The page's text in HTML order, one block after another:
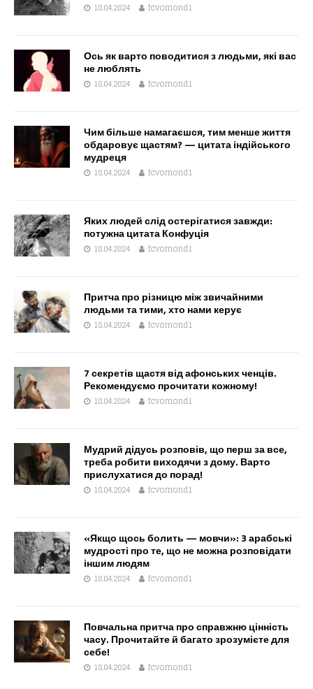
18.04.2024 fcvomond1
Ось як варто поводитися з людьми, які вас
не люблять
18.04.2024 fcvomond1
Чим більше намагаєшся, тим менше життя
обдаровує щастям? — цитата індійського
мудреця
18.04.2024 fcvomond1
Яких людей слід остерігатися завжди:
потужна цитата Конфуція
18.04.2024 fcvomond1
Притча про різницю між звичайними
людьми та тими, хто нами керує
18.04.2024 fcvomond1
7 секретів щастя від афонських ченців.
Рекомендуємо прочитати кожному!
18.04.2024 fcvomond1
Мудрий дідусь розповів, що перш за все,
треба робити виходячи з дому. Варто
прислухатися до порад!
18.04.2024 fcvomond1
«Якщо щось болить — мовчи»: 3 арабські
мудрості про те, що не можна розповідати
іншим людям
18.04.2024 fcvomond1
Повчальна притча про справжню цінність
часу. Прочитайте й багато зрозумієте для
себе!
18.04.2024 fcvomond1